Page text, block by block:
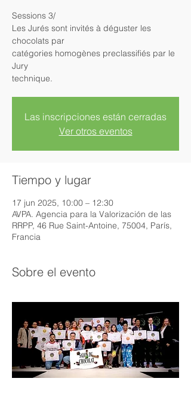
Sessions 3/
Les Jurés sont invités à déguster les
chocolats par
catégories homogènes preclassifiés par le
Jury
Las inscripciones están cerradas
Ver otros eventos
Tiempo y lugar
17 jun 2025, 10:00 – 12:30
AVPA. Agencia para la Valorización de las
RRPP, 46 Rue Saint-Antoine, 75004, París,
Francia
Sobre el evento